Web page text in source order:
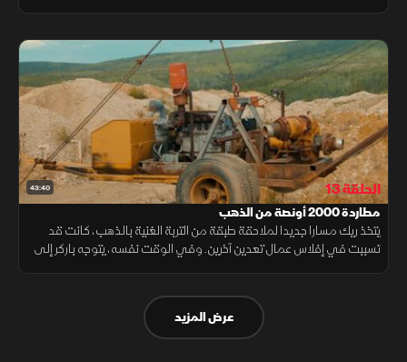
43:40 الحلقة 13
مطاردة 2000 أونصة من الذهب
يتخذ ريك مسارا جديدا لملاحقة طبقة من التربة الغنية بالذهب، كانت قد
تسببت في إفلاس عمال تعدين آخرين. وفي الوقت نفسه، يتوجه باركر إلى
عرض المزيد